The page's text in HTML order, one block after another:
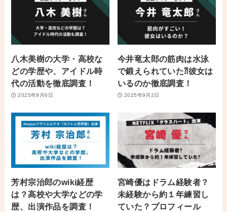
八木美樹の大学・高校な
どの学歴や、アイドル時
代の活動を徹底調査！
2025年9月6日
今井竜太郎の筋肉は水泳
で鍛えられていた⁈彼女は
いるのか徹底調査！
2025年9月2日
芳村宗治郎のwiki経歴
は？高校や大学などの学
歴、出演作品を調査！
宮崎優はドラム経験者？
未経験から約１年練習し
ていた？プロフィール